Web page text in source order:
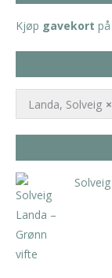
Kjøp gavekort
×
Landa, Solveig